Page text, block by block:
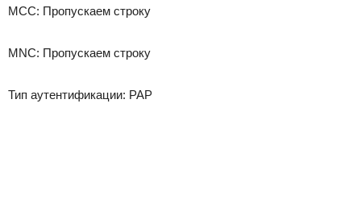
MCC: Пропускаем строку
MNC: Пропускаем строку
Тип аутентификации: PAP